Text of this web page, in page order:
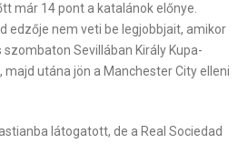
már 14 pont a katalánok előnye.
edzője nem veti be legjobbjait, amikor
Sevillában Király Kupa-
majd utána jön a Manchester City elleni
látogatott, de a Real Sociedad